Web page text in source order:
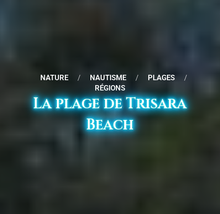
NATURE / NAUTISME / PLAGES
/
RÉGIONS
La plage de Trisara
Beach